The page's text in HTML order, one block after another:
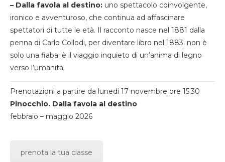
– Dalla favola al destino: uno spettacolo coinvolgente,
ironico e avventuroso, che continua ad affascinare
spettatori di tutte le età. Il racconto nasce nel 1881 dalla
penna di Carlo Collodi, per diventare libro nel 1883. non è
solo una fiaba: è il viaggio inquieto di un’anima di legno
verso l’umanità.
Prenotazioni a partire da lunedi 17 novembre ore 15.30
Pinocchio. Dalla favola al destino
febbraio – maggio 2026
prenota la tua classe